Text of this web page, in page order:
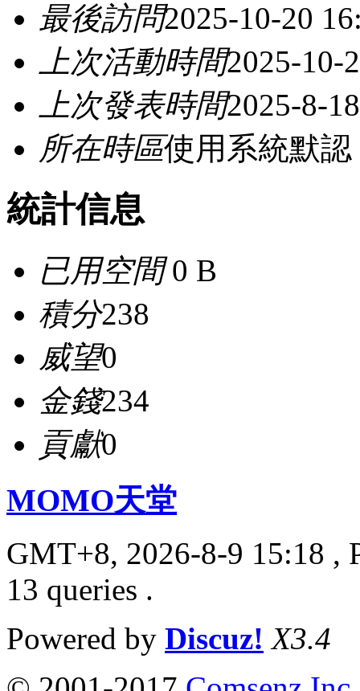
最後訪問2025-10-20
上次活動時間2025-10-
上次發表時間2025-8-
所在時區使用系統默認
統計信息
已用空間0 B
積分238
威望0
金錢234
貢獻0
MOMO天堂
GMT+8, 2026-8-9 15:18 ,
13 queries .
Powered by Discuz! X3.4